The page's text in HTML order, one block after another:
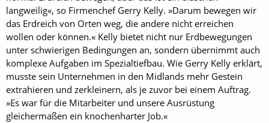
langweilig«, so Firmenchef Gerry Kelly. »Darum bewegen wir
das Erdreich von Orten weg, die andere nicht erreichen
wollen oder können.« Kelly bietet nicht nur Erdbewegungen
unter schwierigen Bedingungen an, sondern übernimmt auch
komplexe Aufgaben im Spezialtiefbau. Wie Gerry Kelly erklärt,
musste sein Unternehmen in den Midlands mehr Gestein
extrahieren und zerkleinern, als je zuvor bei einem Auftrag.
»Es war für die Mitarbeiter und unsere Ausrüstung
gleichermaßen ein knochenharter Job.«